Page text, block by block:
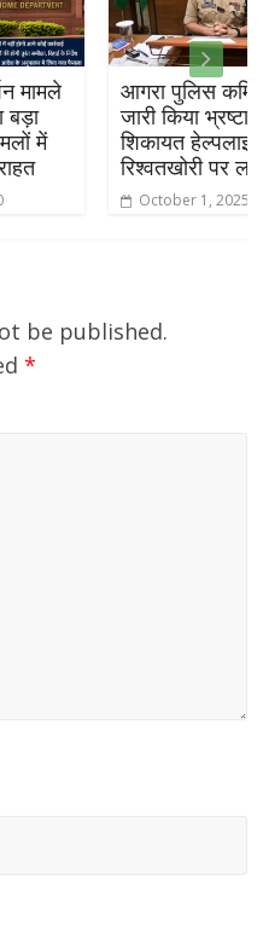
आगरा पुलिस कमिश्नर ने
जारी किया भ्रष्टाचार
शिकायत हेल्पलाइन नंबर,
रिश्वतखोरी पर लगेगा अंकुश
October 1, 2025 0
be published.
*